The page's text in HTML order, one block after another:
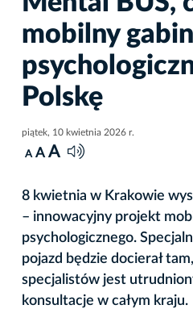
mobilny
Polskę
piątek, 10 kwietnia 2026 r.
A A A
8 kwietnia w Krakowie
– innowacyjny projekt
psychologicznego.
pojazd będzie docierał
specjalistów jest
konsultacje w całym kraju.